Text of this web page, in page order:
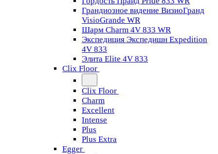
Грандиозное видение ВизиоГранд
VisioGrande WR
Шарм Charm 4V 833 WR
Экспедиция Экспедишн Expedition
4V 833
Элита Elite 4V 833
Clix Floor
Clix Floor
Charm
Excellent
Intense
Plus
Plus Extra
Egger